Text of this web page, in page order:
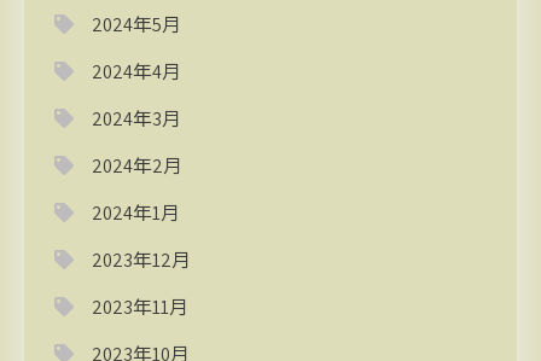
2024年5月
2024年4月
2024年3月
2024年2月
2024年1月
2023年12月
2023年11月
2023年10月